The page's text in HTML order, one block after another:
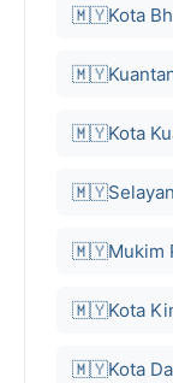
🇲🇾Kota
🇲🇾
🇲🇾Kota
🇲🇾
🇲🇾Mukim
🇲🇾Kota
🇲🇾Kota